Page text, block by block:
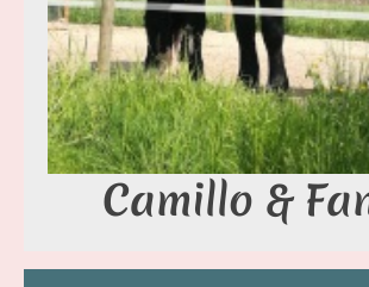
Camillo &